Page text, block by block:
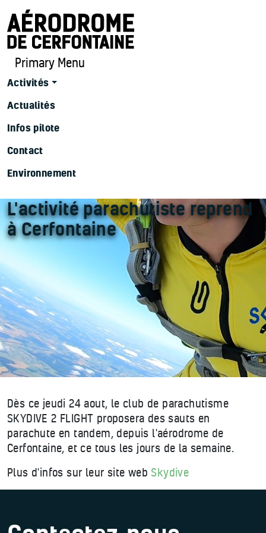
Primary Menu
Activités
Actualités
Infos pilote
Contact
Environnement
L'activité parachutiste reprend
à Cerfontaine
Dès ce jeudi 24 aout, le club de parachutisme
SKYDIVE 2 FLIGHT proposera des sauts en
parachute en tandem, depuis l'aérodrome de
Cerfontaine, et ce tous les jours de la semaine.
Plus d'infos sur leur site web Skydive